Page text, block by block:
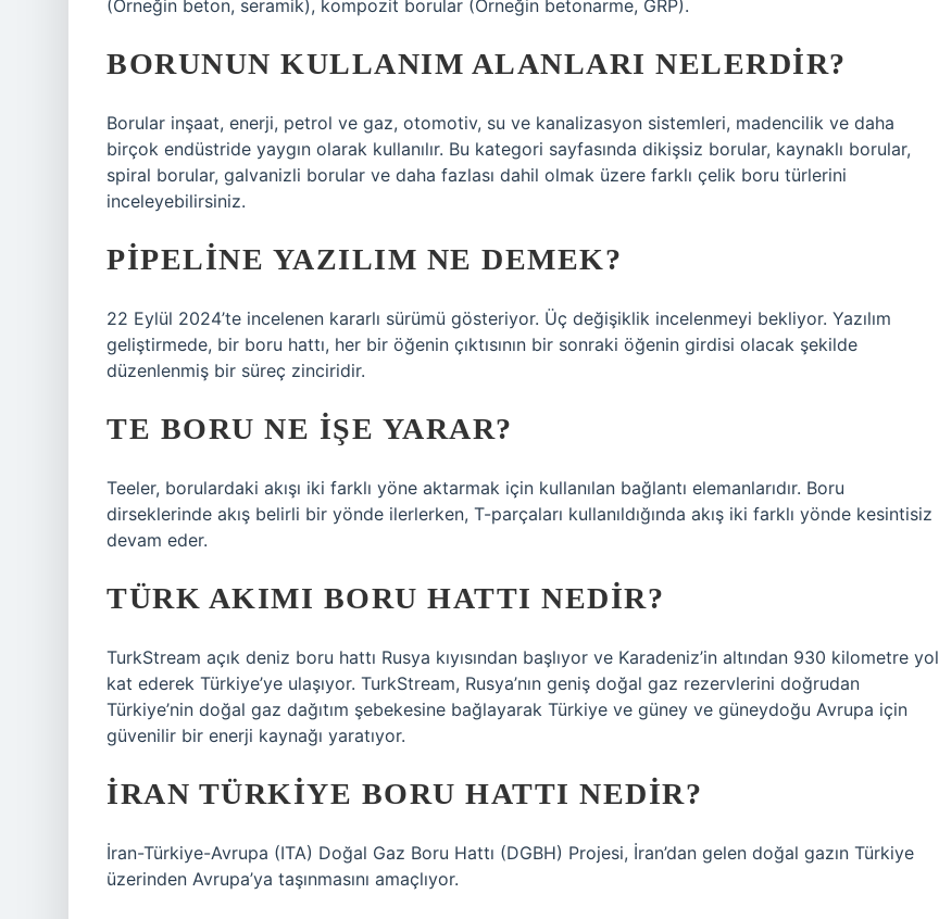
(Örneğin beton, seramik), kompozit borular (Örneğin betonarme, GRP).
BORUNUN KULLANIM ALANLARI NELERDIR?
Borular inşaat, enerji, petrol ve gaz, otomotiv, su ve kanalizasyon sistemleri, madencilik ve daha
birçok endüstride yaygın olarak kullanılır. Bu kategori sayfasında dikişsiz borular, kaynaklı borular,
spiral borular, galvanizli borular ve daha fazlası dahil olmak üzere farklı çelik boru türlerini
inceleyebilirsiniz.
PIPELINE YAZILIM NE DEMEK?
22 Eylül 2024’te incelenen kararlı sürümü gösteriyor. Üç değişiklik incelenmeyi bekliyor. Yazılım
geliştirmede, bir boru hattı, her bir öğenin çıktısının bir sonraki öğenin girdisi olacak şekilde
düzenlenmiş bir süreç zinciridir.
TE BORU NE IŞE YARAR?
Teeler, borulardaki akışı iki farklı yöne aktarmak için kullanılan bağlantı elemanlarıdır. Boru
dirseklerinde akış belirli bir yönde ilerlerken, T-parçaları kullanıldığında akış iki farklı yönde kesintisiz
devam eder.
TÜRK AKIMI BORU HATTI NEDIR?
TurkStream açık deniz boru hattı Rusya kıyısından başlıyor ve Karadeniz’in altından 930 kilometre yol
kat ederek Türkiye’ye ulaşıyor. TurkStream, Rusya’nın geniş doğal gaz rezervlerini doğrudan
Türkiye’nin doğal gaz dağıtım şebekesine bağlayarak Türkiye ve güney ve güneydoğu Avrupa için
güvenilir bir enerji kaynağı yaratıyor.
İRAN TÜRKIYE BORU HATTI NEDIR?
İran-Türkiye-Avrupa (ITA) Doğal Gaz Boru Hattı (DGBH) Projesi, İran’dan gelen doğal gazın Türkiye
üzerinden Avrupa’ya taşınmasını amaçlıyor.